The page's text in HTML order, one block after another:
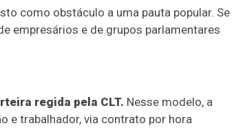
como obstáculo a uma pauta popular. Se
empresários e de grupos parlamentares
regida pela CLT. Nesse modelo, a
e trabalhador, via contrato por hora